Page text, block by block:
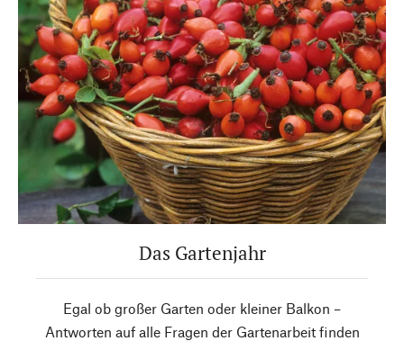
Das Gartenjahr
Egal ob großer Garten oder kleiner Balkon –
Antworten auf alle Fragen der Gartenarbeit finden